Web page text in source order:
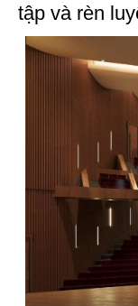
tập và rèn